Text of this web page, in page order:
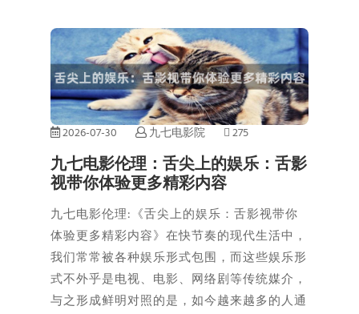
2026-07-30 九七电影院 275
九七电影伦理：舌尖上的娱乐：舌影
视带你体验更多精彩内容
九七电影伦理:《舌尖上的娱乐：舌影视带你
体验更多精彩内容》在快节奏的现代生活中，
我们常常被各种娱乐形式包围，而这些娱乐形
式不外乎是电视、电影、网络剧等传统媒介，
与之形成鲜明对照的是，如今越来越多的人通